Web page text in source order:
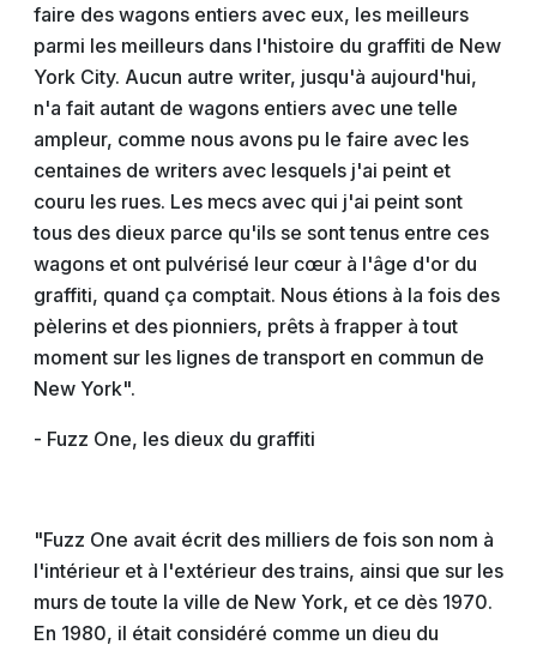
faire des wagons entiers avec eux, les meilleurs
parmi les meilleurs dans l'histoire du graffiti de New
York City. Aucun autre writer, jusqu'à aujourd'hui,
n'a fait autant de wagons entiers avec une telle
ampleur, comme nous avons pu le faire avec les
centaines de writers avec lesquels j'ai peint et
couru les rues. Les mecs avec qui j'ai peint sont
tous des dieux parce qu'ils se sont tenus entre ces
wagons et ont pulvérisé leur cœur à l'âge d'or du
graffiti, quand ça comptait. Nous étions à la fois des
pèlerins et des pionniers, prêts à frapper à tout
moment sur les lignes de transport en commun de
New York".
- Fuzz One, les dieux du graffiti
"Fuzz One avait écrit des milliers de fois son nom à
l'intérieur et à l'extérieur des trains, ainsi que sur les
murs de toute la ville de New York, et ce dès 1970.
En 1980, il était considéré comme un dieu du